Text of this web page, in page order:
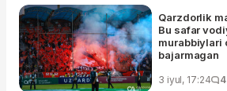
Qarzdorlik
Bu safar
murabbiylari
bajarmagan
3 iyul, 17:24 4